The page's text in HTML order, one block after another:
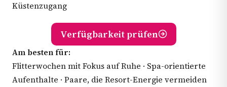
Küstenzugang
Verfügbarkeit prüfen
Am besten für:
Flitterwochen mit Fokus auf Ruhe · Spa-orientierte
Aufenthalte · Paare, die Resort-Energie vermeiden